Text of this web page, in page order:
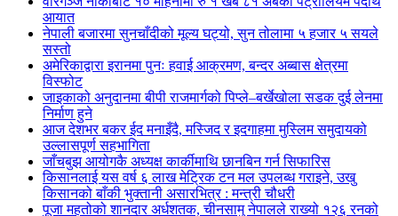
आयात
नेपाली बजारमा सुनचाँदीको मूल्य घट्यो, सुन तोलामा ५ हजार ५ सयले
सस्तो
अमेरिकाद्वारा इरानमा पुनः हवाई आक्रमण, बन्दर अब्बास क्षेत्रमा
विस्फोट
जाइकाको अनुदानमा बीपी राजमार्गको पिप्ले–बर्खेखोला सडक दुई लेनमा
निर्माण हुने
आज देशभर बकर ईद मनाइँदै, मस्जिद र इदगाहमा मुस्लिम समुदायको
उल्लासपूर्ण सहभागिता
जाँचबुझ आयोगकै अध्यक्ष कार्कीमाथि छानबिन गर्न सिफारिस
किसानलाई यस वर्ष ६ लाख मेट्रिक टन मल उपलब्ध गराइने, उखु
किसानको बाँकी भुक्तानी असारभित्र : मन्त्री चौधरी
पूजा महतोको शानदार अर्धशतक, चीनसामु नेपालले राख्यो १२६ रनको